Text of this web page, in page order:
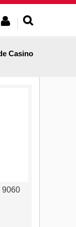
Casino
9060